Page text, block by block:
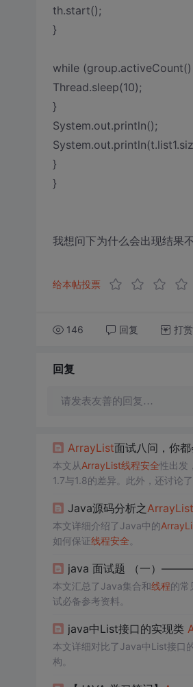
th.start();
}
while
Thread.sleep(10);
}
System.out.println();
}
}
我想问下为什么会出现结果
给本帖投票
146 回复 打赏
回复
请发表友善的回复…
ArrayList面试八问，你
本文从ArrayList线程安全性出发
1.7与1.8的差异。此外，还讨论
Java源码分析之ArrayList
本文详细介绍了Java中的
如何保证线程安全
java 面试题 （一）———
本文汇总了Java集合和线程的常
试必备参考资料。
java中List接口的实现类
本文详细对比了Java中List接口
构。